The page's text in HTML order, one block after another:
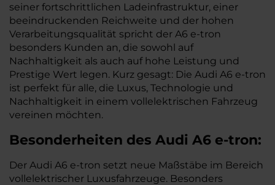
seiner fortschrittlichen Ladeinfrastruktur, einer
beeindruckenden Reichweite und der hohen
Verarbeitungsqualität spricht der A6 e-tron
besonders Kunden an, die sowohl auf
Nachhaltigkeit als auch auf hohe Leistung und
Prestige Wert legen. Kurz gesagt: Die Audi A6 e-tron
ist perfekt für alle, die Luxus, Technologie und
Nachhaltigkeit in einem vollelektrischen Fahrzeug
vereinen möchten.
Besonderheiten des Audi A6 e-tron:
Der Audi A6 e-tron setzt neue Maßstäbe im Bereich
vollelektrischer Luxusfahrzeuge. Besonders